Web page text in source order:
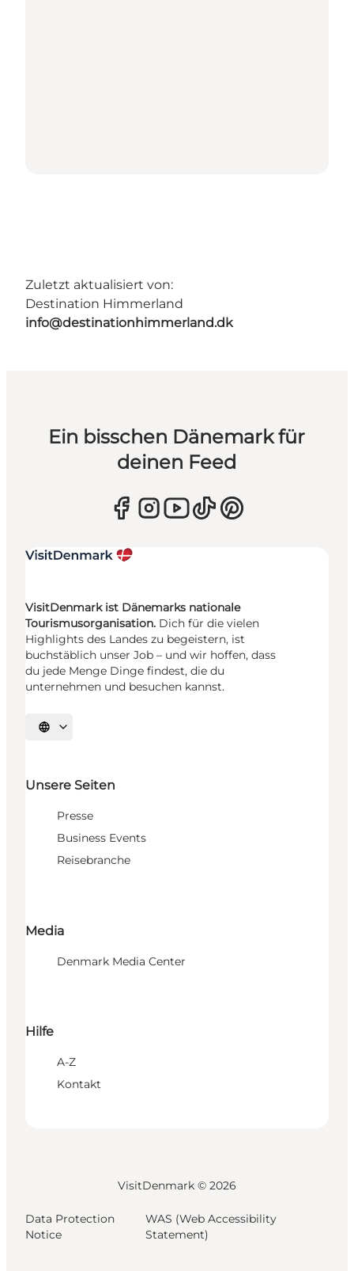
Zuletzt aktualisiert von:
Destination Himmerland
info@destinationhimmerland.dk
Ein bisschen Dänemark für
deinen Feed
VisitDenmark ist Dänemarks nationale
Tourismusorganisation. Dich für die vielen
Highlights des Landes zu begeistern, ist
buchstäblich unser Job – und wir hoffen, dass
du jede Menge Dinge findest, die du
unternehmen und besuchen kannst.
Sprache auswählen
Unsere Seiten
Presse
Business Events
Reisebranche
Media
Denmark Media Center
Hilfe
A-Z
Kontakt
VisitDenmark © 2026
Data Protection
Notice
WAS (Web Accessibility
Statement)